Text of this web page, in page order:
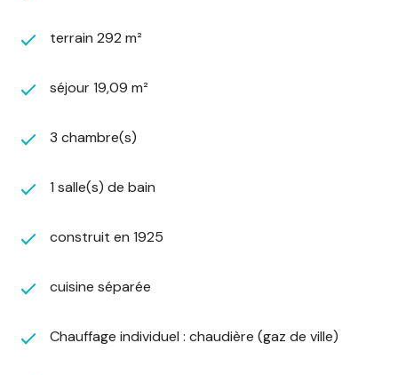
nécessaires afin d'obtenir des prestations plus
Idéal pour un jeune couple, cette petite et
Leboube au 06.70.70.68.67
d'énergie pour un usage standard, établi à partir
€ et 2160 €.
est exposé sont disponibles sur le site
Géorisques :https://www.georisques.gouv.fr/
terrain 292 m²
séjour 19,09 m²
3 chambre(s)
1 salle(s) de bain
construit en 1925
cuisine séparée
Chauffage individuel : chaudière (gaz de ville)